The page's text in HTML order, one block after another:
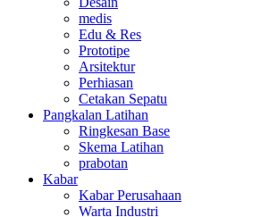
medis
Edu & Res
Prototipe
Arsitektur
Perhiasan
Cetakan Sepatu
Pangkalan Latihan
Ringkesan Base
Skema Latihan
prabotan
Kabar
Kabar Perusahaan
Warta Industri